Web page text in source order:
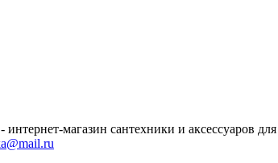
магазин сантехники и аксессуаров